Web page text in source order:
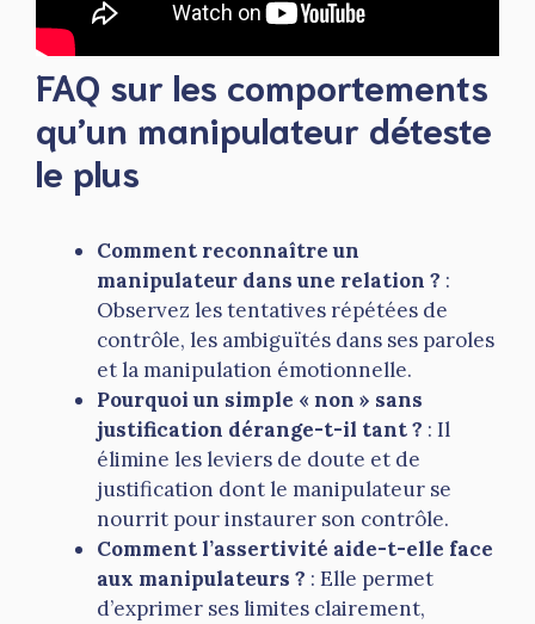
FAQ sur les comportements
qu’un manipulateur déteste
le plus
Comment reconnaître un
manipulateur dans une relation ? :
Observez les tentatives répétées de
contrôle, les ambiguïtés dans ses paroles
et la manipulation émotionnelle.
Pourquoi un simple « non » sans
justification dérange-t-il tant ? : Il
élimine les leviers de doute et de
justification dont le manipulateur se
nourrit pour instaurer son contrôle.
Comment l’assertivité aide-t-elle face
aux manipulateurs ? : Elle permet
d’exprimer ses limites clairement,